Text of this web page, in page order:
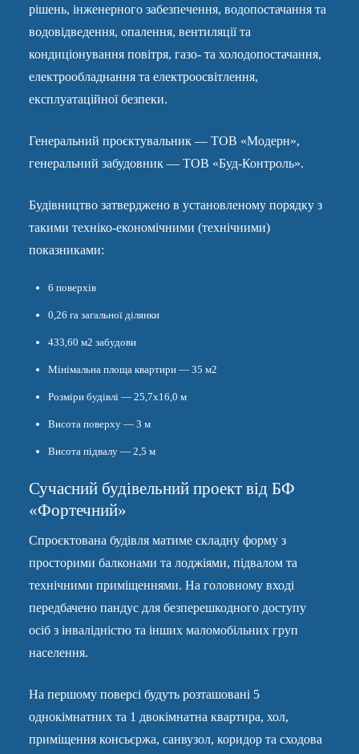
рішень, інженерного забезпечення, водопостачання та
водовідведення, опалення, вентиляції та
кондиціонування повітря, газо- та холодопостачання,
електрообладнання та електроосвітлення,
експлуатаційної безпеки.
Генеральний проєктувальник — ТОВ «Модерн»,
генеральний забудовник — ТОВ «Буд-Контроль».
Будівництво затверджено в установленому порядку з
такими техніко-економічними (технічними)
показниками:
6 поверхів
0,26 га загальної ділянки
433,60 м2 забудови
Мінімальна площа квартири — 35 м2
Розміри будівлі — 25,7х16,0 м
Висота поверху — 3 м
Висота підвалу — 2,5 м
Сучасний будівельний проект від БФ
«Фортечний»
Спроєктована будівля матиме складну форму з
просторими балконами та лоджіями, підвалом та
технічними приміщеннями. На головному вході
передбачено пандус для безперешкодного доступу
осіб з інвалідністю та інших маломобільних груп
населення.
На першому поверсі будуть розташовані 5
однокімнатних та 1 двокімнатна квартира, хол,
приміщення консьєржа, санвузол, коридор та сходова